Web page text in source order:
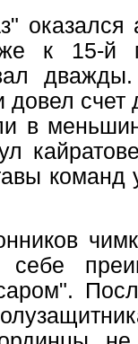
оказался
к 15-й
довел
в
команд
себе